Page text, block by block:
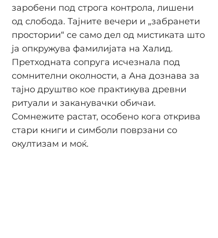
заробени под строга контрола, лишени
од слобода. Тајните вечери и „забранети
простории“ се само дел од мистиката што
ја опкружува фамилијата на Халид.
Претходната сопруга исчезнала под
сомнителни околности, а Ана дознава за
тајно друштво кое практикува древни
ритуали и заканувачки обичаи.
Сомнежите растат, особено кога открива
стари книги и симболи поврзани со
окултизам и моќ.